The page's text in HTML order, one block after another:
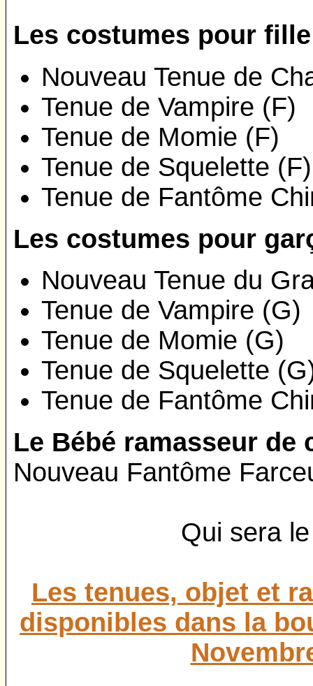
Les costumes pour
Nouveau Tenue de
Tenue de Vampire (F)
Tenue de Momie (F)
Tenue de Squelette (F)
Tenue de Fantôme
Les costumes pour
Nouveau Tenue du
Tenue de Vampire (G)
Tenue de Momie (G)
Tenue de Squelette
Tenue de Fantôme
Le Bébé ramasseur de
Nouveau Fantôme
Qui sera
Les tenues, objet et
disponibles dans la